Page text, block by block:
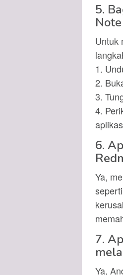
5.
Untuk
1.
2.
3.
4.
6.
Ya,
7.
Ya,